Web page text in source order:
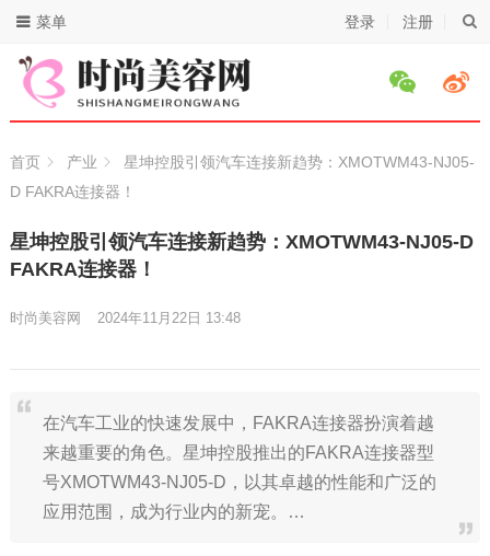
登录 注册
菜单
首页 产业
星坤控股引领汽车连接新趋势：XMOTWM43-NJ05-
D FAKRA连接器！
星坤控股引领汽车连接新趋势：XMOTWM43-NJ05-D
FAKRA连接器！
时尚美容网 2024年11月22日 13:48
在汽车工业的快速发展中，FAKRA连接器扮演着越
来越重要的角色。星坤控股推出的FAKRA连接器型
号XMOTWM43-NJ05-D，以其卓越的性能和广泛的
应用范围，成为行业内的新宠。…